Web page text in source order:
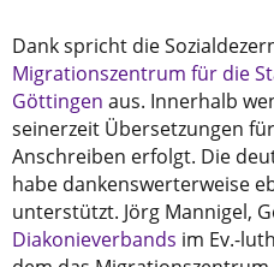
Dank spricht die
Migrationszentrum für die
Göttingen aus. Innerhalb
seinerzeit Übersetzungen
Anschreiben erfolgt. Die
habe dankenswerterweise
unterstützt. Jörg Mannigel,
Diakonieverbands im Ev.-